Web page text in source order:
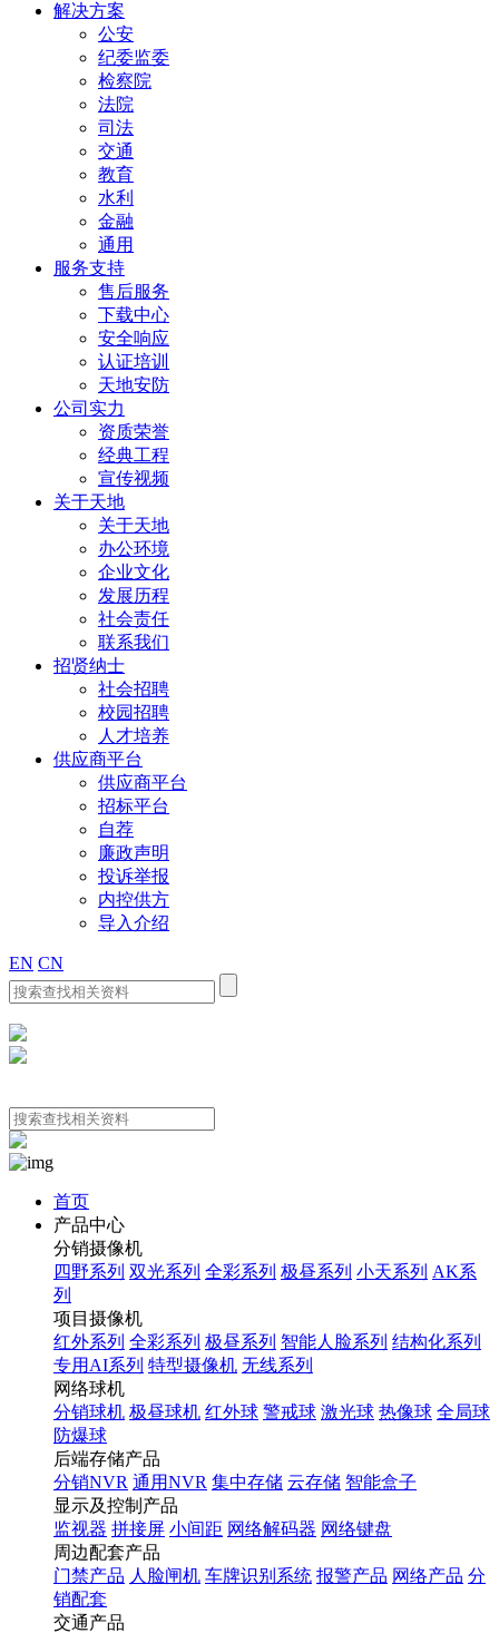
解决方案
公安
纪委监委
检察院
法院
司法
交通
教育
水利
金融
通用
服务支持
售后服务
下载中心
安全响应
认证培训
天地安防
公司实力
资质荣誉
经典工程
宣传视频
关于天地
关于天地
办公环境
企业文化
发展历程
社会责任
联系我们
招贤纳士
社会招聘
校园招聘
人才培养
供应商平台
供应商平台
招标平台
自荐
廉政声明
投诉举报
内控供方
导入介绍
EN CN
首页
产品中心
分销摄像机
四野系列 双光系列 全彩系列 极昼系列 小天系列 AK系
列
项目摄像机
红外系列 全彩系列 极昼系列 智能人脸系列 结构化系列
专用AI系列 特型摄像机 无线系列
网络球机
分销球机 极昼球机 红外球 警戒球 激光球 热像球 全局球
防爆球
后端存储产品
分销NVR 通用NVR 集中存储 云存储 智能盒子
显示及控制产品
监视器 拼接屏 小间距 网络解码器 网络键盘
周边配套产品
门禁产品 人脸闸机 车牌识别系统 报警产品 网络产品 分
销配套
交通产品